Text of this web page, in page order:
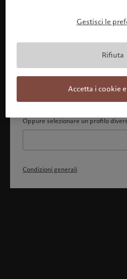
Confermare il proprio
Con la presente dichiaro 1) di
cittadino o residente degli Stati
Continua
Oppure selezionare un profilo
Condizioni generali
Gestisci le
Rifiuta
Accetta i cookie